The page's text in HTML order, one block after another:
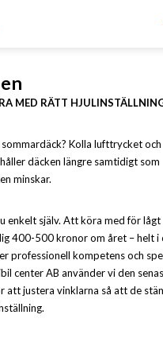
MED RÄTT
Kolla lufttrycket och
däcken längre samtidigt som
minskar.
enkelt själv. Att köra med för
400-500 kronor om året – helt i
professionell kompetens och
center AB använder vi den
att justera vinklarna så att de